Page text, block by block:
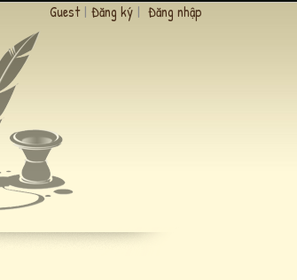
Guest | Đăng ký | Đăng nhập